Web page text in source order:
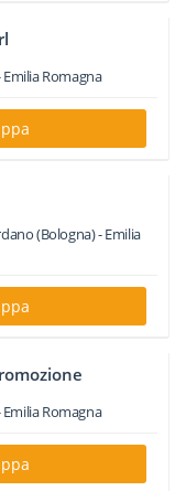
Emilia Romagna
(Bologna) -Emilia
Emilia Romagna